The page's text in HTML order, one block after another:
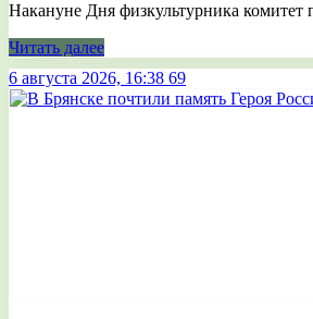
Накануне Дня физкультурника комитет
Читать далее
6 августа 2026, 16:38 69